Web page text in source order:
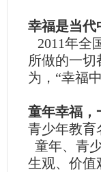
幸福是当代
2011年全
所做的一
为，“幸福
童年幸福，
青少年教育
童年、青
生观、价值